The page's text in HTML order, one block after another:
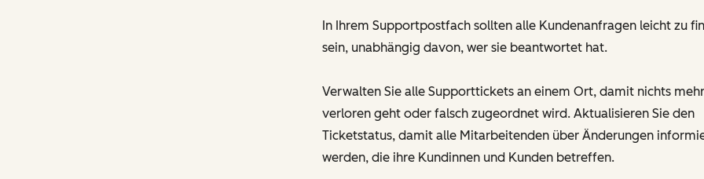
In Ihrem Supportpostfach sollten alle Kundenanfragen leicht zu
sein, unabhängig davon, wer sie beantwortet hat.
Verwalten Sie alle Supporttickets an einem Ort, damit nichts mehr
verloren geht oder falsch zugeordnet wird. Aktualisieren Sie den
Ticketstatus, damit alle Mitarbeitenden über Änderungen
werden, die ihre Kundinnen und Kunden betreffen.